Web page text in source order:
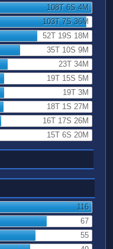
108T 6S 4M
103T 7S 36M
52T 19S 18M
35T 10S 9M
23T 34M
19T 15S 5M
19T 3M
18T 1S 27M
16T 17S 26M
15T 6S 20M
116
67
55